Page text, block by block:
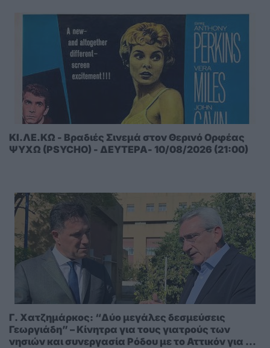
ΚΙ.ΛΕ.ΚΩ - Βραδιές Σινεμά στον Θερινό Ορφέας
ΨΥΧΩ (PSYCHO) - ΔΕΥΤΕΡΑ- 10/08/2026 (21:00)
Γ. Χατζημάρκος: “Δύο μεγάλες δεσμεύσεις
Γεωργιάδη” – Κίνητρα για τους γιατρούς των
νησιών και συνεργασία Ρόδου με το Αττικόν για το